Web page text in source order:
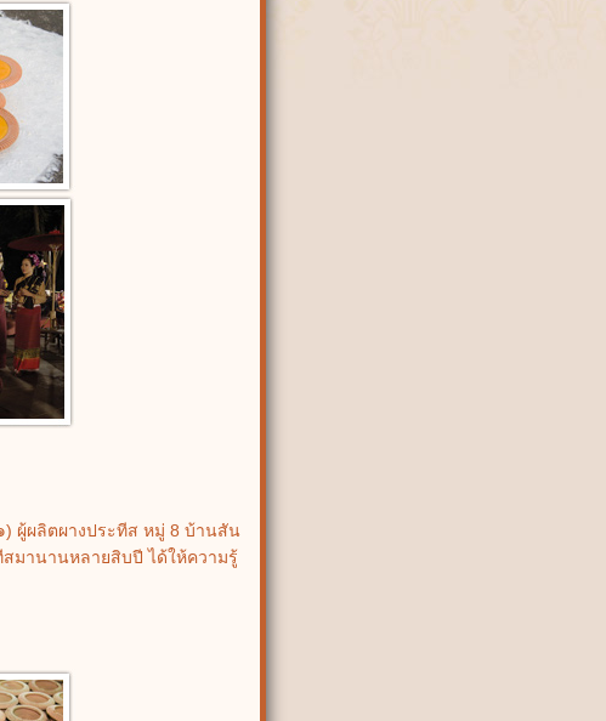
ผู้ผลิตผางประทีส หมู่ 8 บ้านสัน
สมานานหลายสิบปี ได้ให้ความรู้